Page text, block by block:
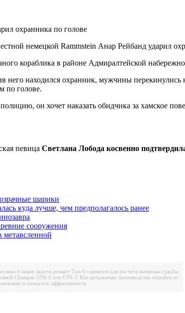
немецкой Rammstein Анар Рейбанд ударил
кораблика в районе Адмиралтейской
находился охранник, мужчины перекинулись
по голове.
он хочет наказать обидчика за хамское
певица Светлана Лобода косвенно
шарики
куда лучше, чем предполагалось ранее
сооружения
метавсленной
и какие задачи решает Топ-6 сервисов для расчета матрицы судьбы
Changan UNI-S или UNI-T Как начальнику производства перейти от
и повысить эффективность